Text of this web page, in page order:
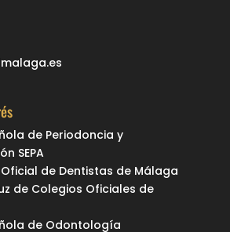
de Periodoncia y
SEPA
de Dentistas de Málaga
de Colegios Oficiales de
de Odontología